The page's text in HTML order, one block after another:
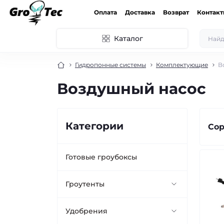
Оплата Доставка Возврат
Каталог
Гидропонные системы Комплектующие
Воздушный насос
Категории
Готовые гроубоксы
Гроутенты
GREENDIKE
Удобрения